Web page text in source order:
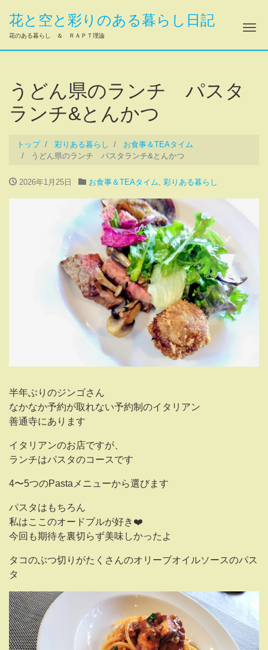
花と空と彩りのある暮らし日記
花のある暮らし ＆ ＲＡＰＴ理論 ナ
うどん県のランチ パスタ
ランチ&とんかつ
トップ 彩りある暮らし
お食事＆TEAタイム
うどん県のランチ パスタランチ&とんかつ
2026年1月25日 お食事＆TEAタイム, 彩りある暮らし
半年ぶりのジンゴさん
なかなか予約が取れない予約制のイタリアン
善通寺にあります
イタリアンのお店ですが、
ランチはパスタのコースです
4〜5つのPastaメニューから選びます
パスタはもちろん
私はここのオードブルが好き❤️
今回も期待を裏切らず美味しかったよ
タコのぶつ切りがたくさんのオリーブオイルソースのパス
タ